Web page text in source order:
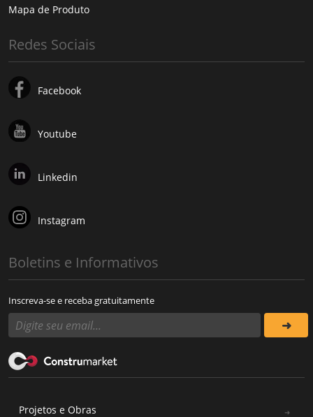
Mapa de Produto
Redes Sociais
Facebook
Youtube
Linkedin
Instagram
Boletins e Informativos
Inscreva-se e receba gratuitamente
Projetos e Obras